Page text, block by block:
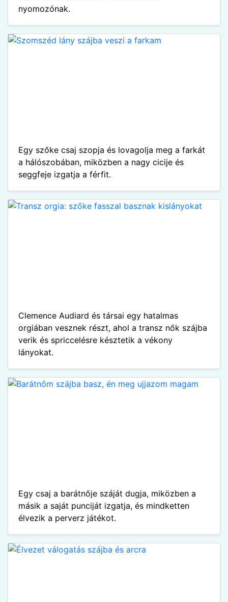
nyomozónak.
Egy szőke csaj szopja és lovagolja meg a farkát
a hálószobában, miközben a nagy cicije és
seggfeje izgatja a férfit.
Clemence Audiard és társai egy hatalmas
orgiában vesznek részt, ahol a transz nők szájba
verik és spriccelésre késztetik a vékony
lányokat.
Egy csaj a barátnője száját dugja, miközben a
másik a saját punciját izgatja, és mindketten
élvezik a perverz játékot.